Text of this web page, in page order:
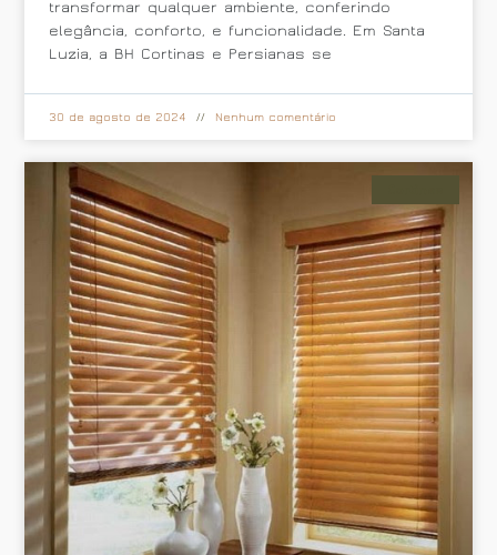
transformar qualquer ambiente, conferindo
elegância, conforto, e funcionalidade. Em Santa
Luzia, a BH Cortinas e Persianas se
30 de agosto de 2024 Nenhum comentário